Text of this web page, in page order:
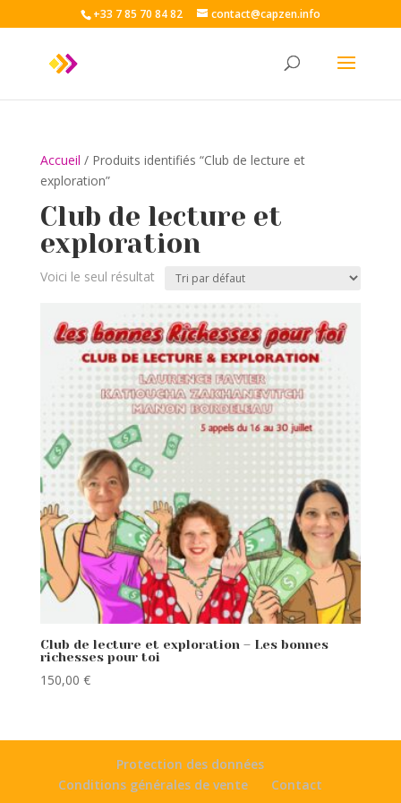
+33 7 85 70 84 82 contact@capzen.info
Accueil / Produits identifiés “Club de lecture et
exploration”
Club de lecture et
exploration
Voici le seul résultat
Club de lecture et exploration – Les bonnes
richesses pour toi
150,00 €
Protection des données
Conditions générales de vente
Contact